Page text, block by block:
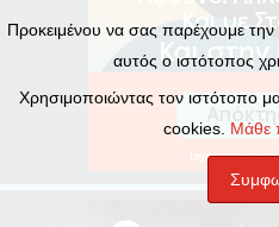
Προκειμένου να σας παρέχουμε την
αυτός ο ιστότοπος
Χρησιμοποιώντας τον ιστότοπο
cookies. Μάθε